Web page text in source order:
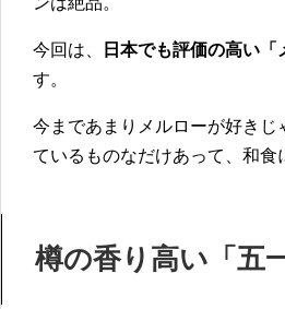
今回は、
日本でも評価の高い
す。
今まであまりメルローが好き
ているものなだけあって、和
樽の香り高い「五